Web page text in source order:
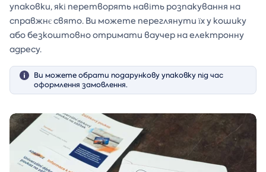
упаковки, які перетворять навіть розпакування на
справжнє свято. Ви можете переглянути їх у кошику
або безкоштовно отримати ваучер на електронну
адресу.
Ви можете обрати подарункову упаковку під час
оформлення замовлення.